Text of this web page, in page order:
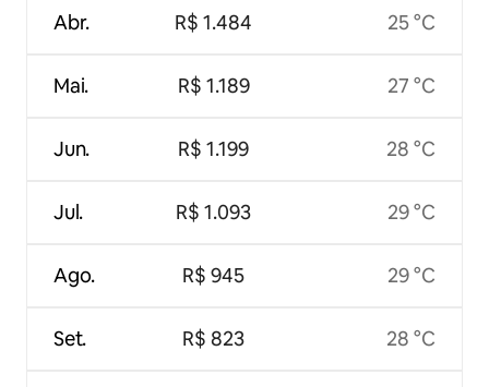
Abr.
Mai.
Jun.
Jul.
Ago.
Set.
R$ 1.484
R$ 1.189
R$ 1.199
R$ 1.093
R$ 945
R$ 823
25 °C
27 °C
28 °C
29 °C
29 °C
28 °C